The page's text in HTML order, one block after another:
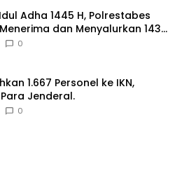
Adha 1445 H, Polrestabes
dan Menyalurkan 143
0
1.667 Personel ke IKN,
Jenderal.
0